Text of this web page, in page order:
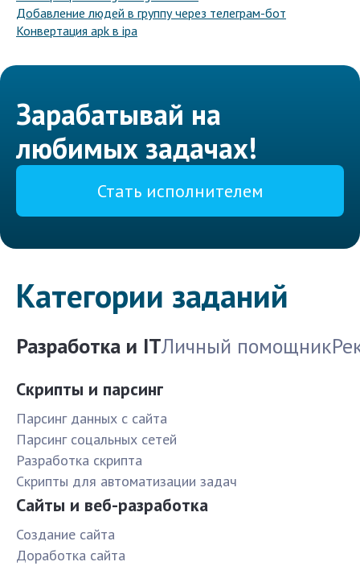
Добавление людей в группу через телеграм-бот
Конвертация apk в ipa
Зарабатывай на
любимых задачах!
Стать исполнителем
Категории заданий
Разработка и ITЛичный помощник
Скрипты и парсинг
Парсинг данных с сайта
Парсинг соцальных сетей
Разработка скрипта
Скрипты для автоматизации задач
Сайты и веб-разработка
Создание сайта
Доработка сайта